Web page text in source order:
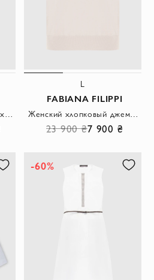
Костюм прогулочный из хлопка и эластана белый женский
L
FABIANA FILIPPI
Женский хлопковый джемпер светлого оттенка с V-образным вырезом и трикотажной отделкой
23 900 ₴7 900 ₴
-60%